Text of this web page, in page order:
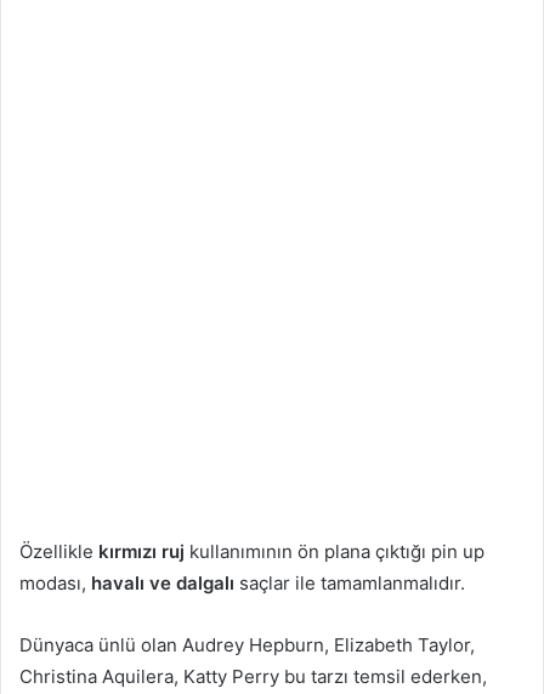
Özellikle kırmızı ruj kullanımının ön plana çıktığı pin up
modası, havalı ve dalgalı saçlar ile tamamlanmalıdır.
Dünyaca ünlü olan Audrey Hepburn, Elizabeth Taylor,
Christina Aquilera, Katty Perry bu tarzı temsil ederken,